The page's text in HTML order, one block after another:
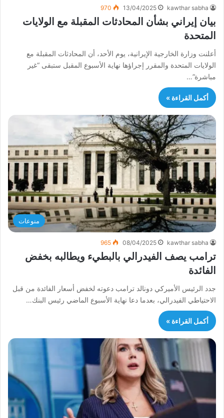
kawthar sabha
13/04/2025
970
بيان إيراني بشأن المحادثات المقبلة مع الولايات
المتحدة
أعلنت وزارة الخارجية الإيرانية، يوم الأحد، أن المحادثات المقبلة مع
الولايات المتحدة والمقرر إجراؤها نهاية الأسبوع المقبل ستبقى “غير
مباشرة”…
أكمل القراءة »
منوعات
kawthar sabha
08/04/2025
965
ترامب يصف الفيدرالي بالبطيء ويطالبه بخفض
الفائدة
جدد الرئيس الأميركي دونالد ترامب دعوته لخفض أسعار الفائدة من قبل
الاحتياطي الفيدرالي، بعدما دعا نهاية الأسبوع الماضي رئيس البنك…
أكمل القراءة »